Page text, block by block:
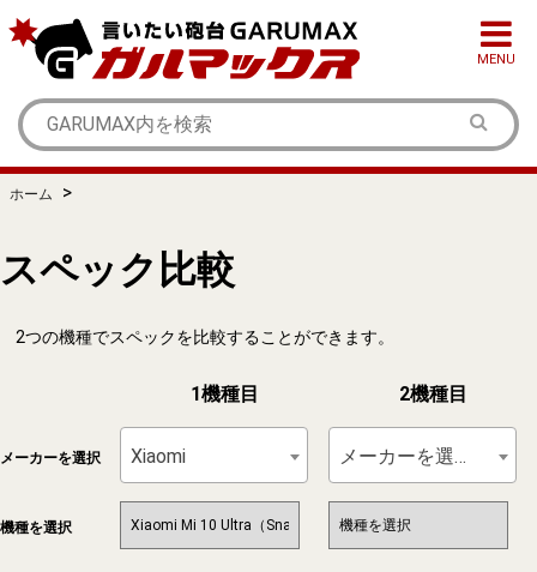
MENU
ホーム >
スペック比較
2つの機種でスペックを比較することができます。
1機種目 2機種目
メーカーを選択 Xiaomi メーカーを選択
機種を選択